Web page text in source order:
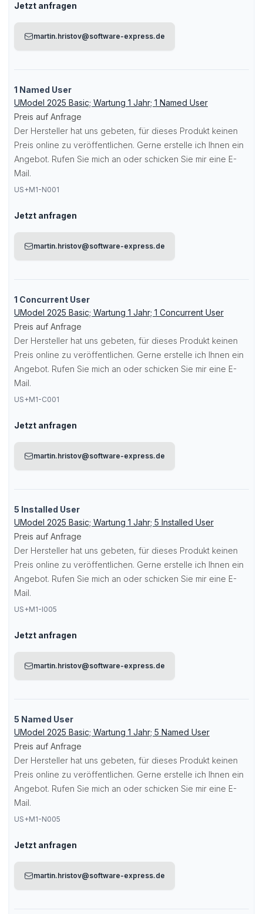
Jetzt anfragen
martin.hristov@software-express.de
1 Named User
UModel 2025 Basic; Wartung 1 Jahr; 1 Named User
Preis auf Anfrage
Der Hersteller hat uns gebeten, für dieses Produkt keinen
Preis online zu veröffentlichen. Gerne erstelle ich Ihnen ein
Angebot. Rufen Sie mich an oder schicken Sie mir eine E-
Mail.
US+M1-N001
Jetzt anfragen
martin.hristov@software-express.de
1 Concurrent User
UModel 2025 Basic; Wartung 1 Jahr; 1 Concurrent User
Preis auf Anfrage
Der Hersteller hat uns gebeten, für dieses Produkt keinen
Preis online zu veröffentlichen. Gerne erstelle ich Ihnen ein
Angebot. Rufen Sie mich an oder schicken Sie mir eine E-
Mail.
US+M1-C001
Jetzt anfragen
martin.hristov@software-express.de
5 Installed User
UModel 2025 Basic; Wartung 1 Jahr; 5 Installed User
Preis auf Anfrage
Der Hersteller hat uns gebeten, für dieses Produkt keinen
Preis online zu veröffentlichen. Gerne erstelle ich Ihnen ein
Angebot. Rufen Sie mich an oder schicken Sie mir eine E-
Mail.
US+M1-I005
Jetzt anfragen
martin.hristov@software-express.de
5 Named User
UModel 2025 Basic; Wartung 1 Jahr; 5 Named User
Preis auf Anfrage
Der Hersteller hat uns gebeten, für dieses Produkt keinen
Preis online zu veröffentlichen. Gerne erstelle ich Ihnen ein
Angebot. Rufen Sie mich an oder schicken Sie mir eine E-
Mail.
US+M1-N005
Jetzt anfragen
martin.hristov@software-express.de